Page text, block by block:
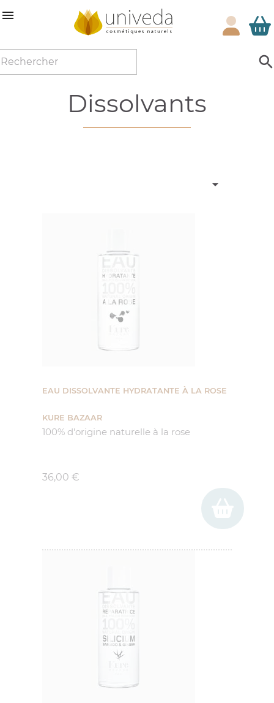

dissolvants

EAU DISSOLVANTE HYDRATANTE À LA ROSE
KURE BAZAAR
100% d'origine naturelle à la rose
36,00 €